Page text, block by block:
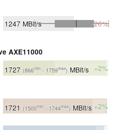
1247 MBit/s -26%
AXE11000
1727 (866min - 1759max)MBit/s +2%
1721 (1500min - 1744max) MBit/s +2%